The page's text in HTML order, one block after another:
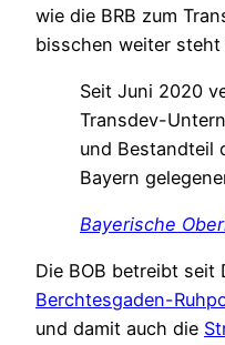
wie die BRB zum
bisschen weiter steht
Seit Juni 2020
Transdev-
und Bestandteil
Bayern
Bayerische
Die BOB betreibt seit
Berchtesgaden-
und damit auch die